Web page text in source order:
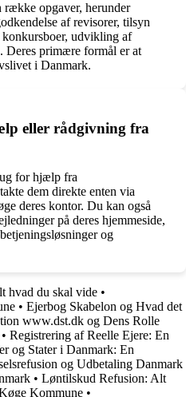
række opgaver, herunder
af revisorer, tilsyn
konkursboer, udvikling af
Deres primære formål er at
i Danmark.
eller rådgivning fra
for hjælp fra
dem direkte enten via
deres kontor. Du kan også
på deres hjemmeside,
og
hvad du skal vide •
• Ejerbog Skabelon og Hvad det
www.dst.dk og Dens Rolle
• Registrering af Reelle Ejere: En
og Stater i Danmark: En
og Udbetaling Danmark
• Løntilskud Refusion: Alt
Kommune •